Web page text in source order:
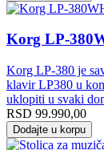
Korg LP-
Korg LP-380 je
klavir LP380 u
uklopiti u svaki
RSD 99.990,00
Dodajte u korpu